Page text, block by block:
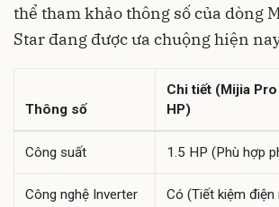
thể tham khảo thông số của dòng
Star đang được ưa chuộng hiện
Thông số
Chi tiết (Mijia
HP)
Công suất 1.5 HP (Phù hợp
Công nghệ Inverter Có (Tiết kiệm điện